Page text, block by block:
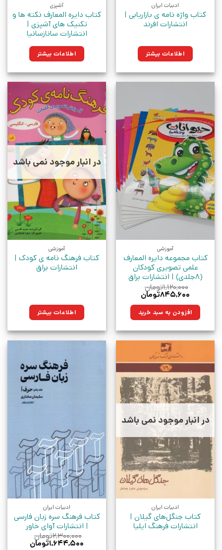
ادبیات ایران
کتاب واژه نامه ی بازاریابی |
انتشارات افرند
اطلاعات بیشتر
آشپزی
کتاب دایره المعارف نکته ها و
تکنیک های آشپزی |
انتشارات سانازسانیا
اطلاعات بیشتر
آموزشی
کتاب مجموعه دایره المعارف
علمی تصویری کودکان
(8جلدی) | انتشارات براق
۱,۱۲۰,۰۰۰تومان
قیمت
۱,۱۲۰,۰۰۰تومان
بود.
۸۴۵,۶۰۰تومان
۸۴۵,۶۰۰تومان.افزودن به سبد خرید
در انبار موجود نمی باشد
آموزشی
کتاب فرهنگ نامه ی کودک |
انتشارات براق
اطلاعات بیشتر
در انبار موجود نمی باشد
ادبیات ایران
کتاب جنگل‌های گیلان |
انتشارات فرهنگ ایلیا
ادبیات ایران
کتاب فرهنگ سره زبان فارسی
| انتشارات آوای خاور
۲,۳۰۰,۰۰۰تومان
قیمت
۱,۶۴۴,۵۰۰تومان